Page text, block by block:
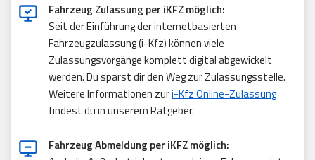
Fahrzeug Zulassung per iKFZ möglich:
Seit der Einführung der internetbasierten
Fahrzeugzulassung (i-Kfz) können viele
Zulassungsvorgänge komplett digital abgewickelt
werden. Du sparst dir den Weg zur Zulassungsstelle.
Weitere Informationen zuri-Kfz Online-Zulassung
findest du in unserem Ratgeber.
Fahrzeug Abmeldung per iKFZ möglich: